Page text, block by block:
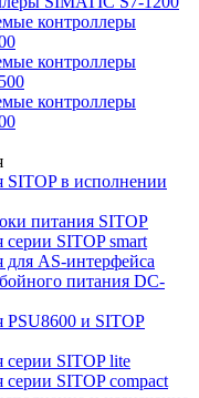
контроллеры
контроллеры
контроллеры
SITOP в исполнении
питания SITOP
SITOP smart
для AS-интерфейса
питания DC-
PSU8600 и SITOP
серии SITOP lite
SITOP compact